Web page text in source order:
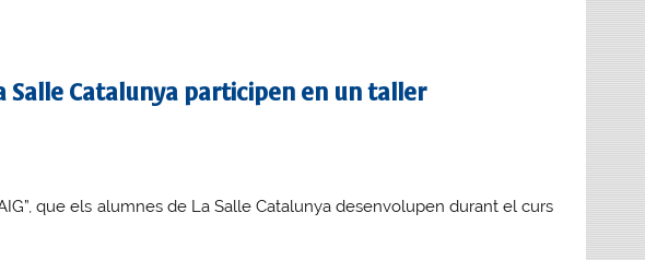
Salle Catalunya participen en un taller
que els alumnes de La Salle Catalunya desenvolupen durant el curs